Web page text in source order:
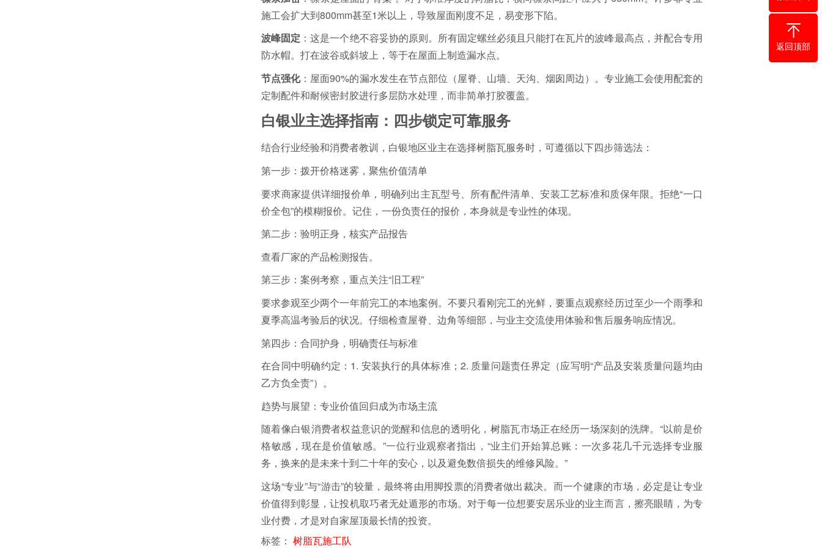
施工会扩大到800mm甚至1米以上，导致屋面刚度不足，易变形下陷。
波峰固定 ：这是一个绝不容妥协的原则。所有固定螺丝必须且只能打在瓦片的波峰最高点，并配合专用
防水帽。打在波谷或斜坡上，等于在屋面上制造漏水点。
节点强化：屋面90%的漏水发生在节点部位（屋脊、山墙、天沟、烟囱周边）。专业施工会使用配套的
定制配件和耐候密封胶进行多层防水处理，而非简单打胶覆盖。
白银业主选择指南：四步锁定可靠服务
结合行业经验和消费者教训，白银地区业主在选择树脂瓦服务时，可遵循以下四步筛选法：
第一步：拨开价格迷雾，聚焦价值清单
要求商家提供详细报价单，明确列出主瓦型号、所有配件清单、安装工艺标准和质保年限。拒绝“一口
价全包”的模糊报价。记住，一份负责任的报价，本身就是专业性的体现。
第二步：验明正身，核实产品报告
查看厂家的产品检测报告。
第三步：案例考察，重点关注“旧工程”
要求参观至少两个一年前完工的本地案例。不要只看刚完工的光鲜，要重点观察经历过至少一个雨季和
夏季高温考验后的状况。仔细检查屋脊、边角等细部，与业主交流使用体验和售后服务响应情况。
第四步：合同护身，明确责任与标准
在合同中明确约定：1. 安装执行的具体标准；2. 质量问题责任界定（应写明“产品及安装质量问题均由
乙方负全责”）。
趋势与展望：专业价值回归成为市场主流
随着像白银消费者权益意识的觉醒和信息的透明化，树脂瓦市场正在经历一场深刻的洗牌。“以前是价
格敏感，现在是价值敏感。”一位行业观察者指出，“业主们开始算总账：一次多花几千元选择专业服
务，换来的是未来十到二十年的安心，以及避免数倍损失的维修风险。”
这场“专业”与“游击”的较量，最终将由用脚投票的消费者做出裁决。而一个健康的市场，必定是让专业
价值得到彰显，让投机取巧者无处遁形的市场。对于每一位想要安居乐业的业主而言，擦亮眼睛，为专
业付费，才是对自家屋顶最长情的投资。
标签：树脂瓦施工队
返回顶部